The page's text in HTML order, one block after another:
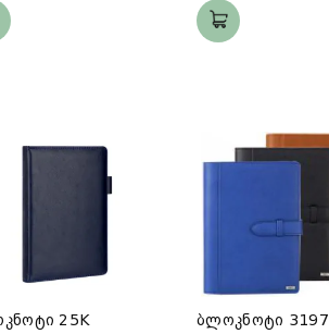
25K
ბლოკნოტი 3197